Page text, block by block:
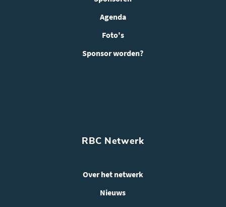
Agenda
Foto's
Sponsor worden?
RBC Netwerk
Over het netwerk
Nieuws